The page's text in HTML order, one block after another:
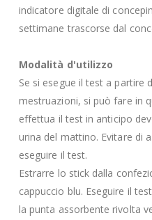
indicatore digitale di
settimane trascorse dal
Modalità d'utilizzo
Se si esegue il test a partire
mestruazioni, si può fare in
effettua il test in anticipo
urina del mattino. Evitare di
eseguire il test.
Estrarre lo stick dalla
cappuccio blu. Eseguire il
la punta assorbente rivolta